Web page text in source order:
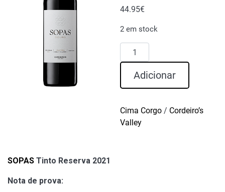
44.95€
2 em stock
Quantidade
de
SOPAS
2021
Adicionar
Cima Corgo / Cordeiro’s
Valley
SOPAS Tinto Reserva 2021
Nota de prova: